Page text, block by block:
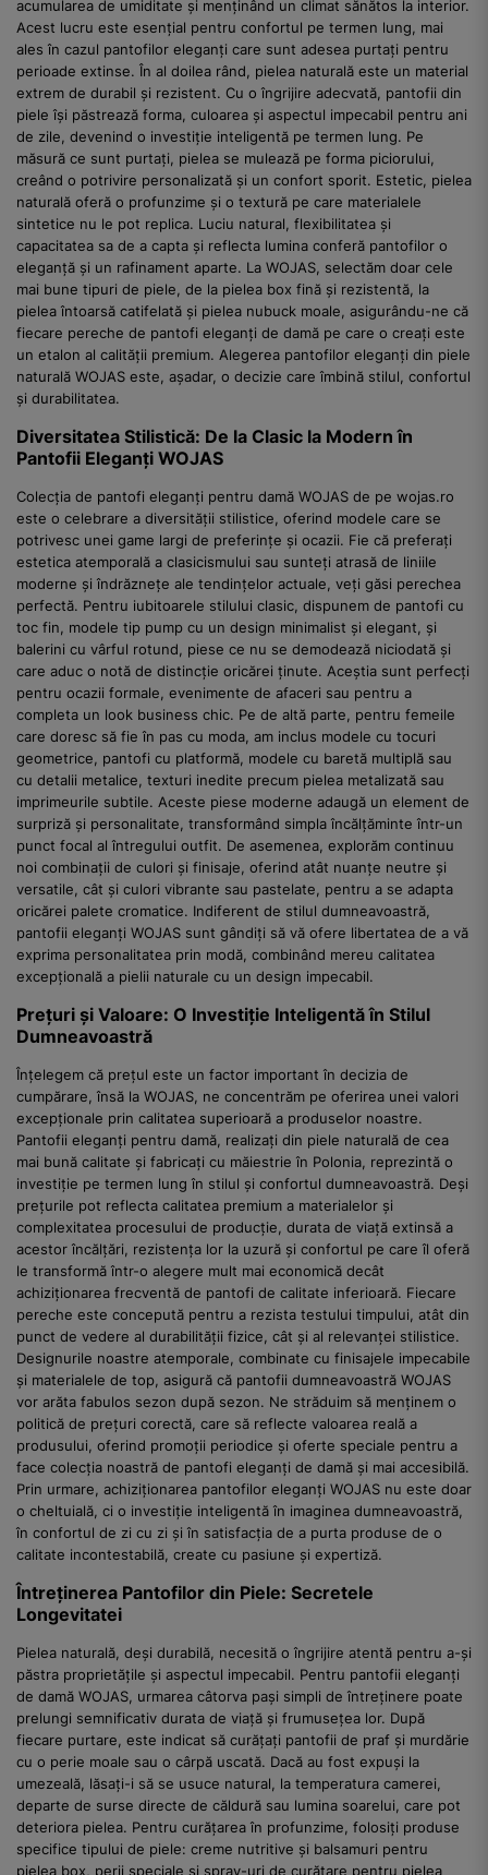
acumularea de umiditate și menținând un climat sănătos la interior.
Acest lucru este esențial pentru confortul pe termen lung, mai
ales în cazul pantofilor eleganți care sunt adesea purtați pentru
perioade extinse. În al doilea rând, pielea naturală este un material
extrem de durabil și rezistent. Cu o îngrijire adecvată, pantofii din
piele își păstrează forma, culoarea și aspectul impecabil pentru ani
de zile, devenind o investiție inteligentă pe termen lung. Pe
măsură ce sunt purtați, pielea se mulează pe forma piciorului,
creând o potrivire personalizată și un confort sporit. Estetic, pielea
naturală oferă o profunzime și o textură pe care materialele
sintetice nu le pot replica. Luciu natural, flexibilitatea și
capacitatea sa de a capta și reflecta lumina conferă pantofilor o
eleganță și un rafinament aparte. La WOJAS, selectăm doar cele
mai bune tipuri de piele, de la pielea box fină și rezistentă, la
pielea întoarsă catifelată și pielea nubuck moale, asigurându-ne că
fiecare pereche de pantofi eleganți de damă pe care o creați este
un etalon al calității premium. Alegerea pantofilor eleganți din piele
naturală WOJAS este, așadar, o decizie care îmbină stilul, confortul
și durabilitatea.
Diversitatea Stilistică: De la Clasic la Modern în
Pantofii Eleganți WOJAS
Colecția de pantofi eleganți pentru damă WOJAS de pe wojas.ro
este o celebrare a diversității stilistice, oferind modele care se
potrivesc unei game largi de preferințe și ocazii. Fie că preferați
estetica atemporală a clasicismului sau sunteți atrasă de liniile
moderne și îndrăznețe ale tendințelor actuale, veți găsi perechea
perfectă. Pentru iubitoarele stilului clasic, dispunem de pantofi cu
toc fin, modele tip pump cu un design minimalist și elegant, și
balerini cu vârful rotund, piese ce nu se demodează niciodată și
care aduc o notă de distincție oricărei ținute. Aceștia sunt perfecți
pentru ocazii formale, evenimente de afaceri sau pentru a
completa un look business chic. Pe de altă parte, pentru femeile
care doresc să fie în pas cu moda, am inclus modele cu tocuri
geometrice, pantofi cu platformă, modele cu baretă multiplă sau
cu detalii metalice, texturi inedite precum pielea metalizată sau
imprimeurile subtile. Aceste piese moderne adaugă un element de
surpriză și personalitate, transformând simpla încălțăminte într-un
punct focal al întregului outfit. De asemenea, explorăm continuu
noi combinații de culori și finisaje, oferind atât nuanțe neutre și
versatile, cât și culori vibrante sau pastelate, pentru a se adapta
oricărei palete cromatice. Indiferent de stilul dumneavoastră,
pantofii eleganți WOJAS sunt gândiți să vă ofere libertatea de a vă
exprima personalitatea prin modă, combinând mereu calitatea
excepțională a pielii naturale cu un design impecabil.
Prețuri și Valoare: O Investiție Inteligentă în Stilul
Dumneavoastră
Înțelegem că prețul este un factor important în decizia de
cumpărare, însă la WOJAS, ne concentrăm pe oferirea unei valori
excepționale prin calitatea superioară a produselor noastre.
Pantofii eleganți pentru damă, realizați din piele naturală de cea
mai bună calitate și fabricați cu măiestrie în Polonia, reprezintă o
investiție pe termen lung în stilul și confortul dumneavoastră. Deși
prețurile pot reflecta calitatea premium a materialelor și
complexitatea procesului de producție, durata de viață extinsă a
acestor încălțări, rezistența lor la uzură și confortul pe care îl oferă
le transformă într-o alegere mult mai economică decât
achiziționarea frecventă de pantofi de calitate inferioară. Fiecare
pereche este concepută pentru a rezista testului timpului, atât din
punct de vedere al durabilității fizice, cât și al relevanței stilistice.
Designurile noastre atemporale, combinate cu finisajele impecabile
și materialele de top, asigură că pantofii dumneavoastră WOJAS
vor arăta fabulos sezon după sezon. Ne străduim să menținem o
politică de prețuri corectă, care să reflecte valoarea reală a
produsului, oferind promoții periodice și oferte speciale pentru a
face colecția noastră de pantofi eleganți de damă și mai accesibilă.
Prin urmare, achiziționarea pantofilor eleganți WOJAS nu este doar
o cheltuială, ci o investiție inteligentă în imaginea dumneavoastră,
în confortul de zi cu zi și în satisfacția de a purta produse de o
calitate incontestabilă, create cu pasiune și expertiză.
Întreținerea Pantofilor din Piele: Secretele
Longevitatei
Pielea naturală, deși durabilă, necesită o îngrijire atentă pentru a-și
păstra proprietățile și aspectul impecabil. Pentru pantofii eleganți
de damă WOJAS, urmarea câtorva pași simpli de întreținere poate
prelungi semnificativ durata de viață și frumusețea lor. După
fiecare purtare, este indicat să curățați pantofii de praf și murdărie
cu o perie moale sau o cârpă uscată. Dacă au fost expuși la
umezeală, lăsați-i să se usuce natural, la temperatura camerei,
departe de surse directe de căldură sau lumina soarelui, care pot
deteriora pielea. Pentru curățarea în profunzime, folosiți produse
specifice tipului de piele: creme nutritive și balsamuri pentru
pielea box, perii speciale și spray-uri de curățare pentru pielea